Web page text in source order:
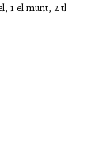
1 el munt, 2 tl